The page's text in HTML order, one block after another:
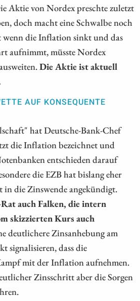
Aktie von Nordex preschte zuletzt
doch macht eine Schwalbe noch
wenn die Inflation sinkt und das
aufnimmt, müsste Nordex
Die Aktie ist aktuell
AUF KONSEQUENTE
hat Deutsche-Bank-Chef
die Inflation bezeichnet und
entschieden darauf
die EZB hat bislang eher
in die Zinswende angekündigt.
auch Falken, die intern
skizzierten Kurs auch
deutlichere Zinsanhebung am
signalisieren, dass die
mit der Inflation aufnehmen.
Zinsschritt aber die Sorgen